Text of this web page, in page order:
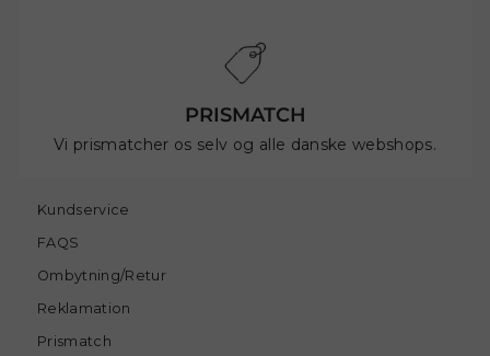
PRISMATCH
Vi prismatcher os selv og alle danske webshops.
Kundservice
FAQS
Ombytning/Retur
Reklamation
Prismatch